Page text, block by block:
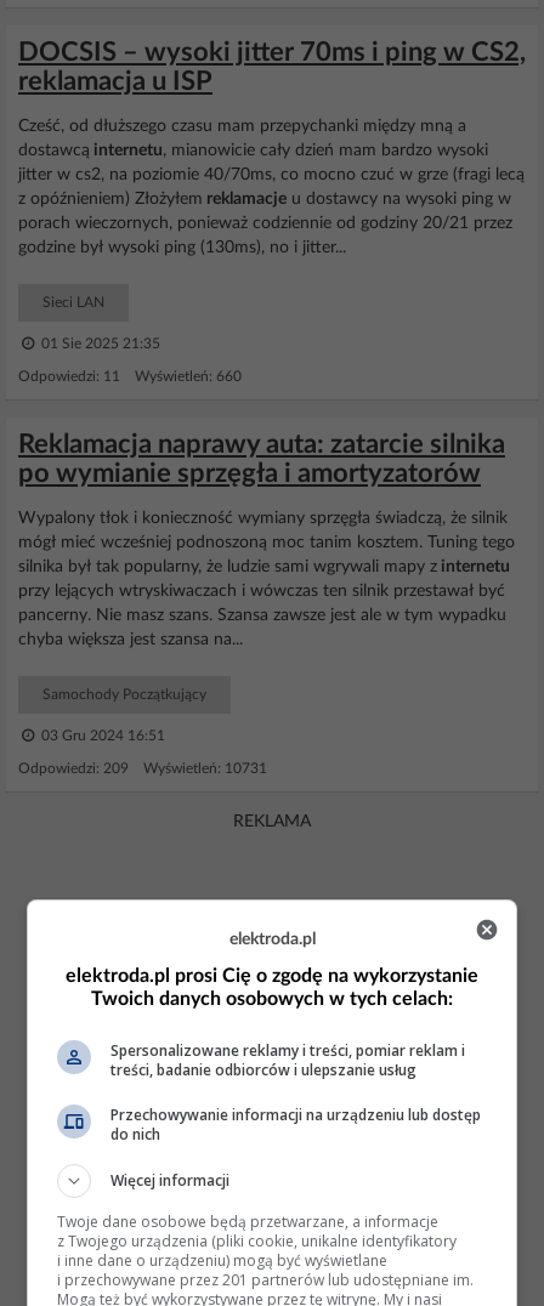
DOCSIS – wysoki jitter 70ms i ping w CS2,
reklamacja u ISP
Cześć, od dłuższego czasu mam przepychanki między mną a
dostawcą internetu, mianowicie cały dzień mam bardzo wysoki
jitter w cs2, na poziomie 40/70ms, co mocno czuć w grze (fragi lecą
z opóźnieniem) Złożyłem reklamacje u dostawcy na wysoki ping w
porach wieczornych, ponieważ codziennie od godziny 20/21 przez
godzine był wysoki ping (130ms), no i jitter...
Sieci LAN
01 Sie 2025 21:35
Odpowiedzi: 11 Wyświetleń: 660
Reklamacja naprawy auta: zatarcie silnika
po wymianie sprzęgła i amortyzatorów
Wypalony tłok i konieczność wymiany sprzęgła świadczą, że silnik
mógł mieć wcześniej podnoszoną moc tanim kosztem. Tuning tego
silnika był tak popularny, że ludzie sami wgrywali mapy z internetu
przy lejących wtryskiwaczach i wówczas ten silnik przestawał być
pancerny. Nie masz szans. Szansa zawsze jest ale w tym wypadku
chyba większa jest szansa na...
Samochody Początkujący
03 Gru 2024 16:51
Odpowiedzi: 209 Wyświetleń: 10731
REKLAMA
elektroda.pl
elektroda.pl prosi Cię o zgodę na wykorzystanie
Twoich danych osobowych w tych celach:
Spersonalizowane reklamy i treści, pomiar reklam i
treści, badanie odbiorców i ulepszanie usług
Przechowywanie informacji na urządzeniu lub dostęp
do nich
Więcej informacji
Twoje dane osobowe będą przetwarzane, a informacje
z Twojego urządzenia (pliki cookie, unikalne identyfikatory
i inne dane o urządzeniu) mogą być wyświetlane
i przechowywane przez 201 partnerów lub udostępniane im.
Mogą też być wykorzystywane przez tę witrynę. My i nasi